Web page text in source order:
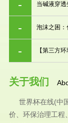
当碱液穿
泡沫之困：
【第三方
关于我们
世界杯在线(中
价、环保治理工程